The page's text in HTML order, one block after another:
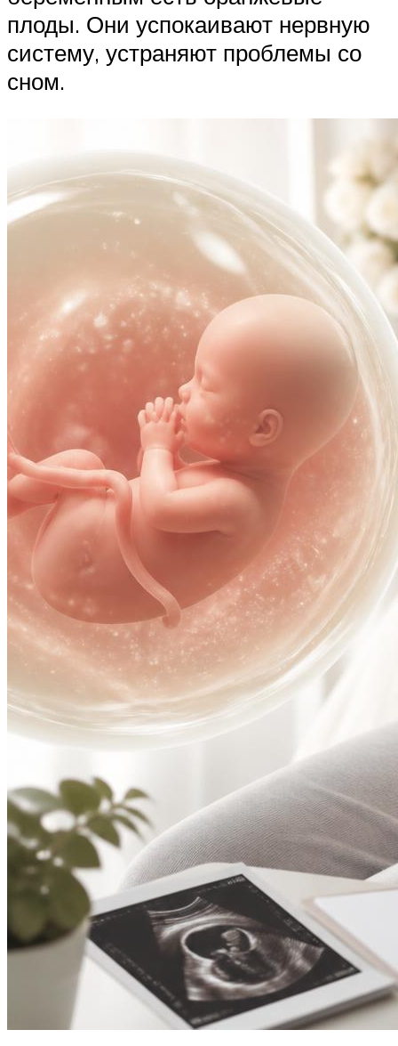
плоды. Они успокаивают нервную
систему, устраняют проблемы со
сном.